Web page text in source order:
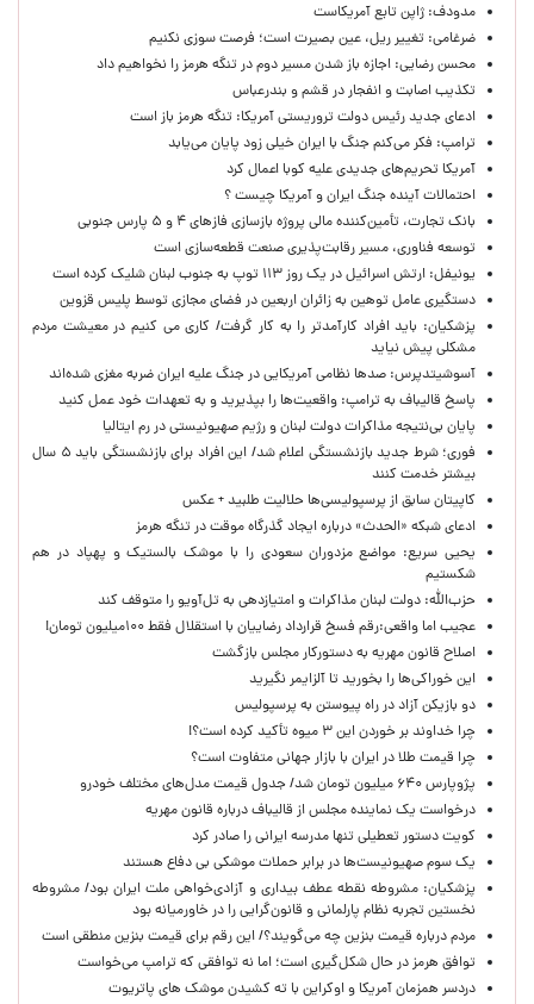
مدودف: ژاپن تابع آمریکاست
ضرغامی: تغییر ریل، عین بصیرت است؛ فرصت سوزی نکنیم
محسن رضایی: اجازه باز شدن مسیر دوم در تنگه هرمز را نخواهیم داد
تکذیب اصابت و انفجار در قشم و بندرعباس
ادعای جدید رئیس دولت تروریستی آمریکا: تنگه هرمز باز است
ترامپ: فکر می‌کنم جنگ با ایران خیلی زود پایان می‌یابد
آمریکا تحریم‌های جدیدی علیه کوبا اعمال کرد
احتمالات آینده جنگ ایران و آمریکا چیست ؟
بانک تجارت، تأمین‌کننده مالی پروژه بازسازی فازهای ۴ و ۵ پارس جنوبی
توسعه فناوری، مسیر رقابت‌پذیری صنعت قطعه‌سازی است
یونیفل: ارتش اسرائیل در یک روز ۱۱۳ توپ به جنوب لبنان شلیک کرده است
دستگیری عامل توهین به زائران اربعین در فضای مجازی توسط پلیس قزوین
پزشکیان: باید افراد کارآمدتر را به کار گرفت/ کاری می کنیم در معیشت مردم
مشکلی پیش نیاید
آسوشیتدپرس: صدها نظامی آمریکایی در جنگ علیه ایران ضربه مغزی شده‌اند
پاسخ قالیباف به ترامپ: واقعیت‌ها را بپذیرید و به تعهدات خود عمل کنید
پایان بی‌نتیجه مذاکرات دولت لبنان و رژیم صهیونیستی در رم ایتالیا
فوری؛ شرط جدید بازنشستگی اعلام شد/ این افراد برای بازنشستگی باید ۵ سال
بیشتر خدمت کنند
کاپیتان سابق از پرسپولیسی‌ها حلالیت طلبید + عکس
ادعای شبکه «الحدث» درباره ایجاد گذرگاه موقت در تنگه هرمز
یحیی سریع: مواضع مزدوران سعودی را با موشک بالستیک و پهپاد در هم
شکستیم
حزب‌الله: دولت لبنان مذاکرات و امتیازدهی به تل‌آویو را متوقف کند
عجیب اما واقعی:رقم فسخ قرارداد رضاییان با استقلال فقط ۱۰۰میلیون تومان!
اصلاح قانون مهریه به دستورکار مجلس بازگشت
این خوراکی‌ها را بخورید تا آلزایمر نگیرید
دو بازیکن آزاد در راه پیوستن به پرسپولیس
چرا خداوند بر خوردن این ۳ میوه تأکید کرده است؟!
چرا قیمت طلا در ایران با بازار جهانی متفاوت است؟
پژوپارس ۶۴۰ میلیون تومان شد/ جدول قیمت مدل‌های مختلف خودرو
درخواست یک نماینده مجلس از قالیباف درباره قانون مهریه
کویت دستور تعطیلی تنها مدرسه ایرانی را صادر کرد
یک‌ سوم صهیونیست‌ها در برابر حملات موشکی بی دفاع هستند
پزشکیان: مشروطه نقطه عطف بیداری و آزادی‌خواهی ملت ایران بود/ مشروطه
نخستین تجربه نظام پارلمانی و قانون‌گرایی را در خاورمیانه بود
مردم درباره قیمت بنزین چه می‌گویند؟/ این رقم برای قیمت بنزین منطقی است
توافق هرمز در حال شکل‌گیری است؛ اما نه توافقی که ترامپ می‌خواست
دردسر همزمان آمریکا و اوکراین با ته کشیدن موشک های پاتریوت